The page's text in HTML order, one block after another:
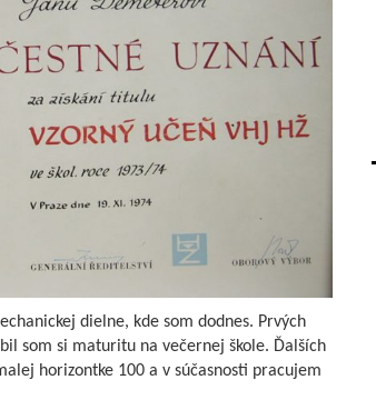
dielne, kde som dodnes. Prvých
som si maturitu na večernej škole. Ďalších
horizontke 100 a v súčasnosti pracujem